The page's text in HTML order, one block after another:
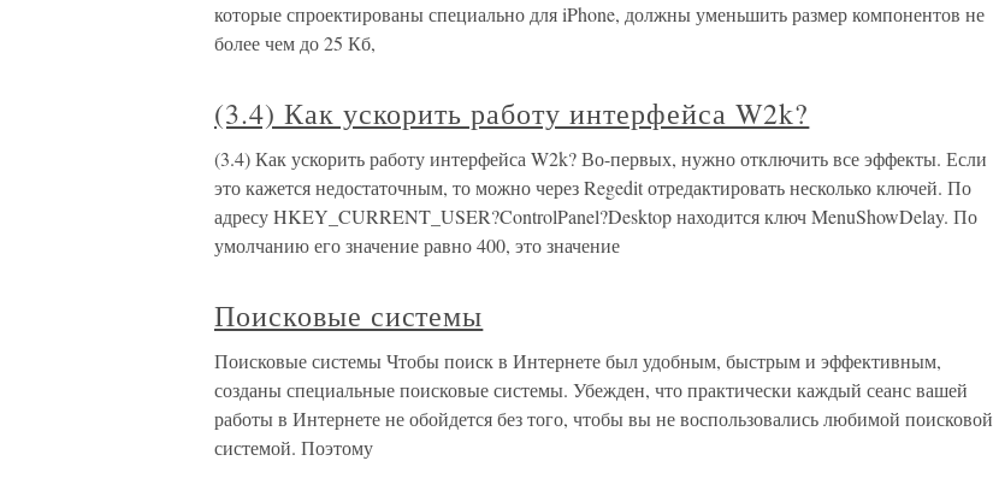
которые спроектированы специально для iPhone, должны уменьшить размер компонентов не
более чем до 25 Кб,
(3.4) Как ускорить работу интерфейса W2k?
(3.4) Как ускорить работу интерфейса W2k? Во-первых, нужно отключить все эффекты. Если
это кажется недостаточным, то можно через Regedit отредактировать несколько ключей. По
адресу HKEY_CURRENT_USER?ControlPanel?Desktop находится ключ MenuShowDelay. По
умолчанию его значение равно 400, это значение
Поисковые системы
Поисковые системы Чтобы поиск в Интернете был удобным, быстрым и эффективным,
созданы специальные поисковые системы. Убежден, что практически каждый сеанс вашей
работы в Интернете не обойдется без того, чтобы вы не воспользовались любимой поисковой
системой. Поэтому